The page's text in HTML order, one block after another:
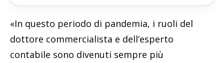
«In questo periodo di pandemia, i ruoli del
dottore commercialista e dell’esperto
contabile sono divenuti sempre più